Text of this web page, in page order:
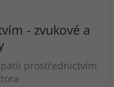
- zvukové a
prostřednictvím